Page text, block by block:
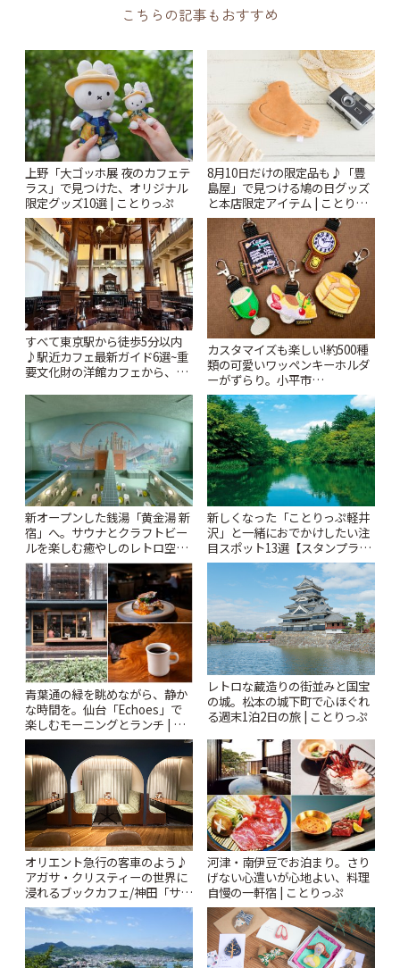
こちらの記事もおすすめ
上野「大ゴッホ展 夜のカフェテ
ラス」で見つけた、オリジナル
限定グッズ10選 | ことりっぷ
8月10日だけの限定品も♪「豊
島屋」で見つける鳩の日グッズ
と本店限定アイテム | ことりっ
ぷ
すべて東京駅から徒歩5分以内
♪駅近カフェ最新ガイド6選~重
要文化財の洋館カフェから、改
りっぷ
カスタマイズも楽しい!約500種
類の可愛いワッペンキーホルダ
ーがずらり。小平市
「Kimamaya T&K」 | ことりっ
ぷ
新オープンした銭湯「黄金湯 新
宿」へ。サウナとクラフトビー
ルを楽しむ癒やしのレトロ空間
| ことりっぷ
新しくなった「ことりっぷ軽井
沢」と一緒におでかけしたい注
目スポット13選【スタンプラリ
ー開催中】 | ことりっぷ
青葉通の緑を眺めながら、静か
な時間を。仙台「Echoes」で
楽しむモーニングとランチ | こ
とりっぷ
レトロな蔵造りの街並みと国宝
の城。松本の城下町で心ほぐれ
る週末1泊2日の旅 | ことりっぷ
オリエント急行の客車のよう♪
アガサ・クリスティーの世界に
浸れるブックカフェ/神田「サロ
ンクリスティ」 | ことりっぷ
河津・南伊豆でお泊まり。さり
げない心遣いが心地よい、料理
自慢の一軒宿 | ことりっぷ